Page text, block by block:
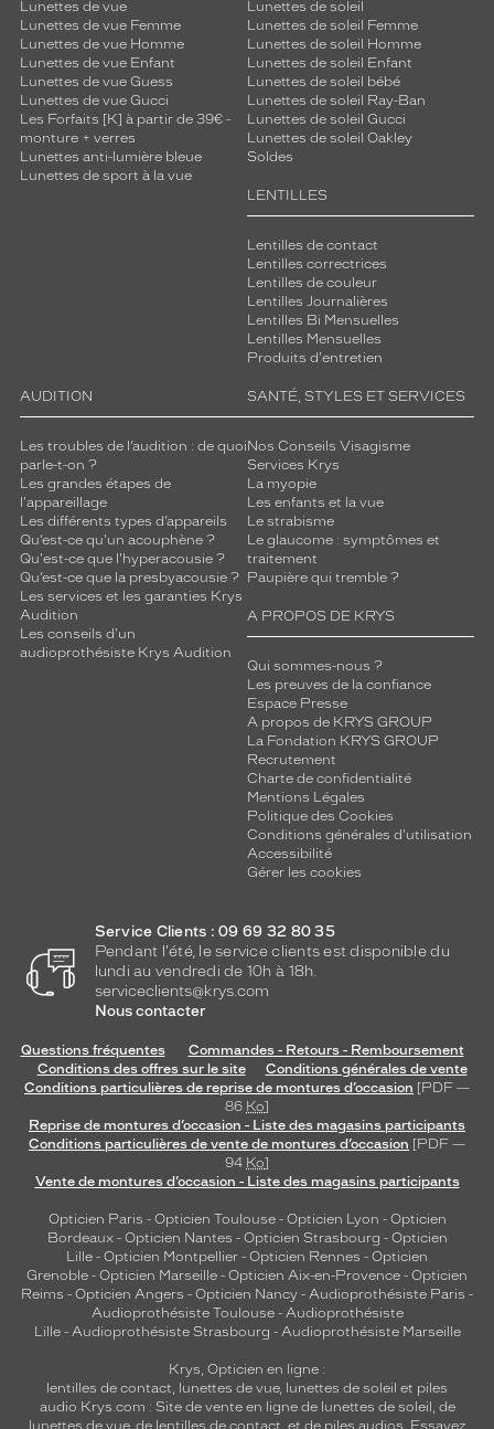
Lunettes de vue
Lunettes de vue Femme
Lunettes de vue Homme
Lunettes de vue Enfant
Lunettes de vue Guess
Lunettes de vue Gucci
Les Forfaits [K] à partir de 39€ -
monture + verres
Lunettes anti-lumière bleue
Lunettes de sport à la vue
Lunettes de soleil
Lunettes de soleil Femme
Lunettes de soleil Homme
Lunettes de soleil Enfant
Lunettes de soleil bébé
Lunettes de soleil Ray-Ban
Lunettes de soleil Gucci
Lunettes de soleil Oakley
Soldes
LENTILLES
Lentilles de contact
Lentilles correctrices
Lentilles de couleur
Lentilles Journalières
Lentilles Bi Mensuelles
Lentilles Mensuelles
Produits d'entretien
AUDITION
Les troubles de l’audition : de quoi
parle-t-on ?
Les grandes étapes de
l'appareillage
Les différents types d’appareils
Qu’est-ce qu'un acouphène ?
Qu'est-ce que l'hyperacousie ?
Qu’est-ce que la presbyacousie ?
Les services et les garanties Krys
Audition
Les conseils d'un
audioprothésiste Krys Audition
SANTÉ, STYLES ET SERVICES
Nos Conseils Visagisme
Services Krys
La myopie
Les enfants et la vue
Le strabisme
Le glaucome : symptômes et
traitement
Paupière qui tremble ?
A PROPOS DE KRYS
Qui sommes-nous ?
Les preuves de la confiance
Espace Presse
A propos de KRYS GROUP
La Fondation KRYS GROUP
Recrutement
Charte de confidentialité
Mentions Légales
Politique des Cookies
Conditions générales d'utilisation
Accessibilité
Gérer les cookies
Service Clients : 09 69 32 80 35
Pendant l'été, le service clients est disponible du
lundi au vendredi de 10h à 18h.
serviceclients@krys.com
Nous contacter
Questions fréquentes
Commandes - Retours - Remboursement
Conditions des offres sur le site
Conditions générales de vente
Conditions particulières de reprise de montures d’occasion [PDF —
86 Ko]
Reprise de montures d’occasion - Liste des magasins participants
Conditions particulières de vente de montures d’occasion [PDF —
94 Ko]
Vente de montures d’occasion - Liste des magasins participants
Opticien Paris - Opticien Toulouse- Opticien Lyon - Opticien
Bordeaux- Opticien Nantes - Opticien Strasbourg - Opticien
Lille - Opticien Montpellier - Opticien Rennes - Opticien
Grenoble - Opticien Marseille - Opticien Aix-en-Provence - Opticien
Reims - Opticien Angers - Opticien Nancy - Audioprothésiste Paris -
Audioprothésiste Toulouse- Audioprothésiste
Lille- Audioprothésiste Strasbourg - Audioprothésiste Marseille
Krys, Opticien en ligne :
lentilles de contact, lunettes de vue, lunettes de soleil et piles
audio Krys.com : Site de vente en ligne de lunettes de soleil, de